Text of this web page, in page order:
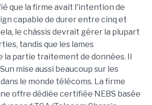
que la firme avait l'intention de
capable de durer entre cinq et
le châssis devrait gérer la plupart
tandis que les lames
la partie traitement de données. Il
mise aussi beaucoup sur les
le monde télécoms. La firme
offre dédiée certifiée NEBS basée